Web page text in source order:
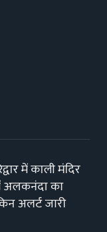
में काली मंदिर
अलकनंदा का
अलर्ट जारी